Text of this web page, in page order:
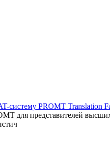
систему PROMT Translation
для представителей